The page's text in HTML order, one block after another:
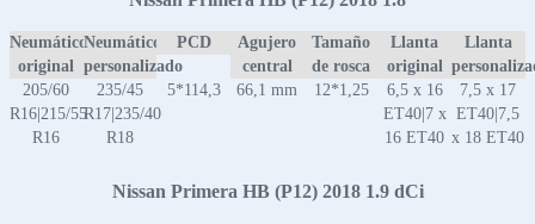
Neumático
original
Neumático
personalizado
PCD
Agujero
central
Tamaño
de rosca
Llanta
original
Llanta
205/60
R16|215/55
R16
235/45
R17|235/40
R18
5*114,3 66,1 mm 12*1,25
6,5 x 16
ET40|7 x
16 ET40
7,5 x 17
ET40|7,5
x 18 ET40
Nissan Primera HB (P12) 2018 1.9 dCi